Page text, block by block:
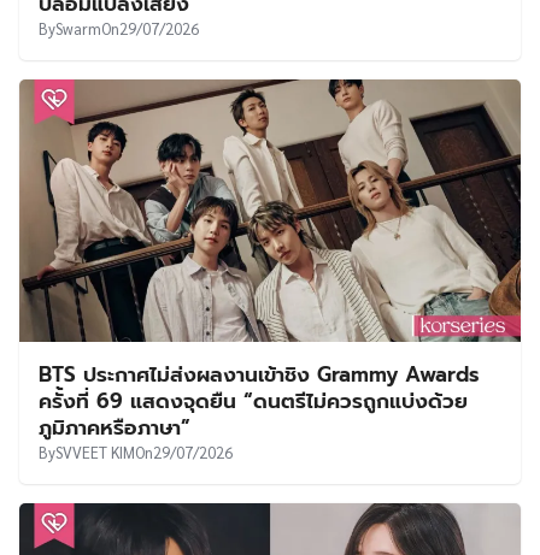
BySwarmOn29/07/2026
BTS ประกาศไม่ส่งผลงานเข้าชิง Grammy Awards
ครั้งที่ 69 แสดงจุดยืน “ดนตรีไม่ควรถูกแบ่งด้วย
ภูมิภาคหรือภาษา”
BySVVEET KIMOn29/07/2026